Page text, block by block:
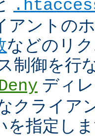
アントの
などのリ
制御を行
ディ
クライア
を指定し